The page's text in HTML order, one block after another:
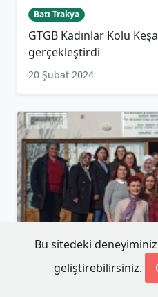
Batı Trakya
GTGB Kadınlar Kolu
gerçekleştirdi
20 Şubat 2024
Bu sitedeki
geliştirebilirsiniz.